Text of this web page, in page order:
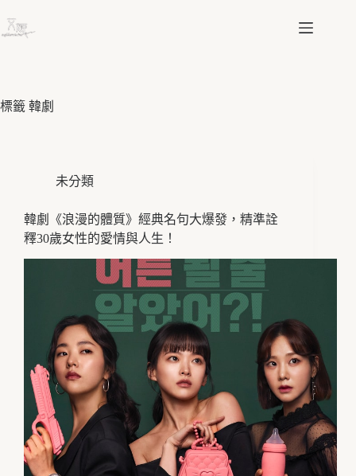
至
容
標籤 韓劇
未分類
韓劇《浪漫的體質》經典名句大爆發，精準詮
釋30歲女性的愛情與人生！